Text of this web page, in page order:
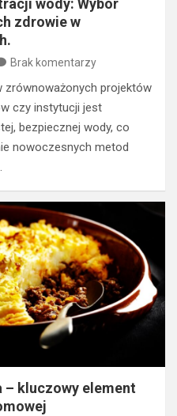
wody: Wybór
zdrowie w
Brak komentarzy
projektów
czy instytucji jest
bezpiecznej wody, co
nowoczesnych metod
– kluczowy element